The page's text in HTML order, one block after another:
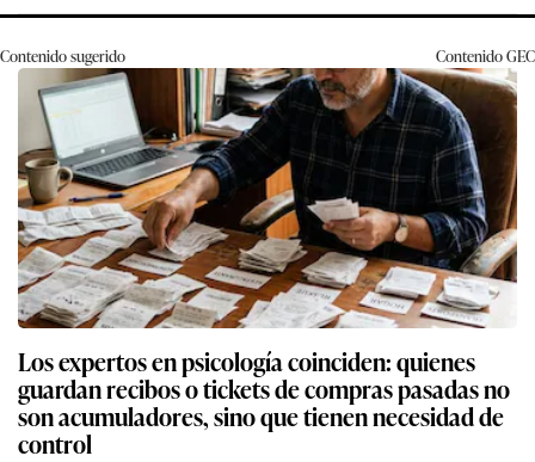
Contenido sugerido ContenidoGEC
Los expertos en psicología coinciden: quienes
guardan recibos o tickets de compras pasadas no
son acumuladores, sino que tienen necesidad de
control